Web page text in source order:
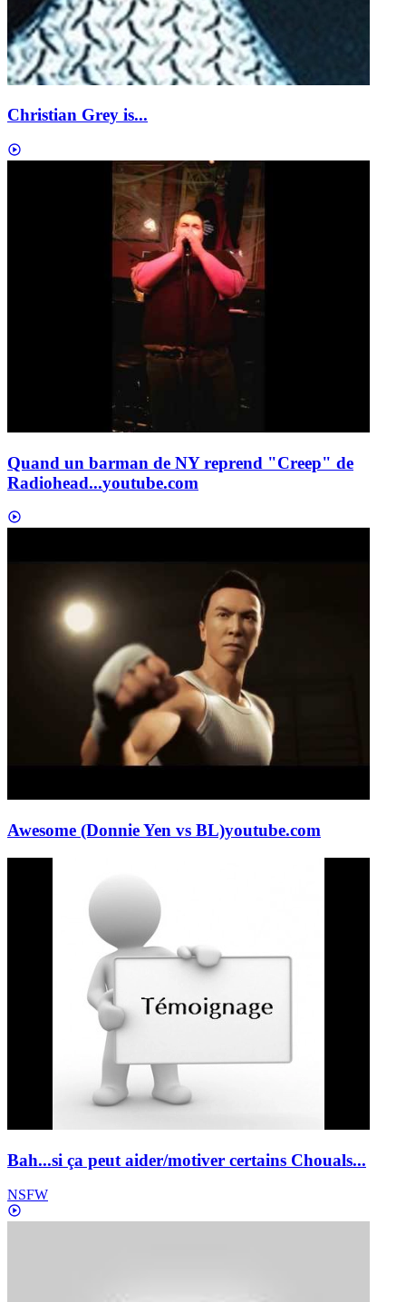
Christian Grey is...
Quand un barman de NY reprend "Creep" de
Radiohead...youtube.com
Awesome (Donnie Yen vs BL)youtube.com
Bah...si ça peut aider/motiver certains Chouals...
NSFW